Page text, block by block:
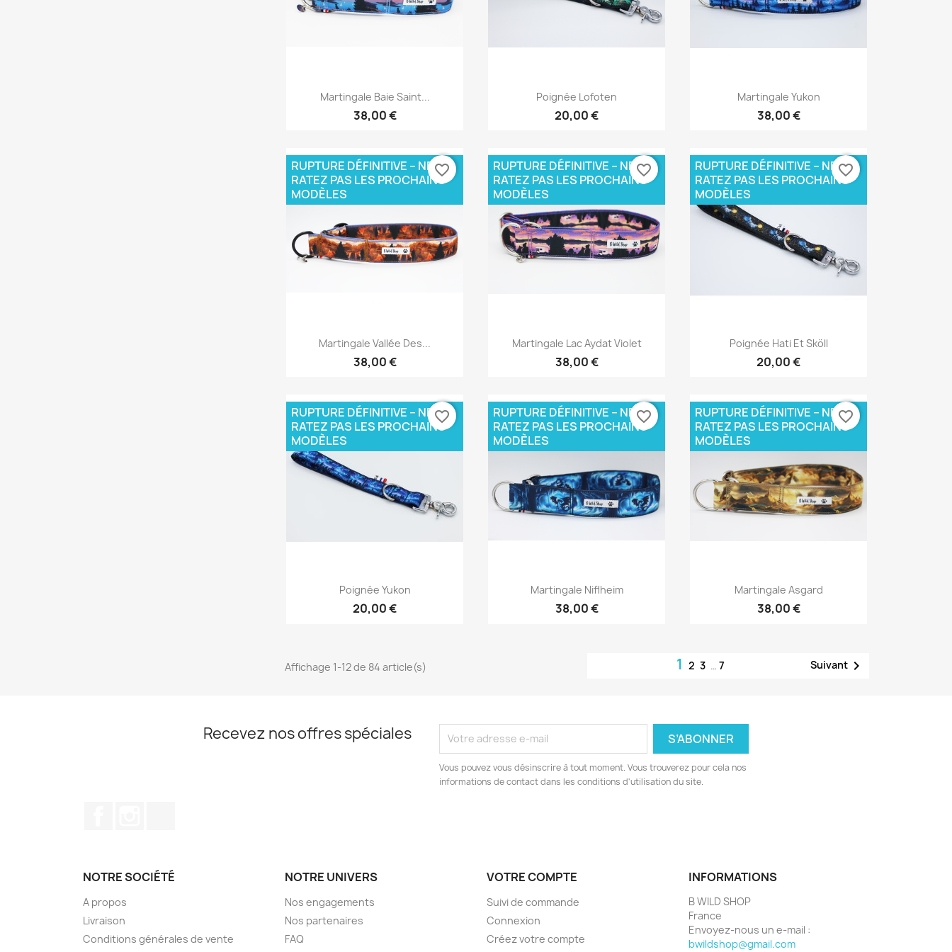
Aperçu rapide
Martingale Baie Saint...
38,00 €
Aperçu rapide
Poignée Lofoten
20,00 €
Aperçu rapide
Martingale Yukon
38,00 €
Aperçu rapide
Martingale Vallée Des...
38,00 €
RUPTURE DÉFINITIVE – NE
RATEZ PAS LES PROCHAINS
MODÈLES
favorite_border
Aperçu rapide
Martingale Lac Aydat Violet
38,00 €
RUPTURE DÉFINITIVE – NE
RATEZ PAS LES PROCHAINS
MODÈLES
favorite_border
Aperçu rapide
Poignée Hati Et Sköll
20,00 €
RUPTURE DÉFINITIVE – NE
RATEZ PAS LES PROCHAINS
MODÈLES
favorite_border
Aperçu rapide
Poignée Yukon
20,00 €
RUPTURE DÉFINITIVE – NE
RATEZ PAS LES PROCHAINS
MODÈLES
favorite_border
Aperçu rapide
Martingale Niflheim
38,00 €
RUPTURE DÉFINITIVE – NE
RATEZ PAS LES PROCHAINS
MODÈLES
favorite_border
Aperçu rapide
Martingale Asgard
38,00 €
RUPTURE DÉFINITIVE – NE
RATEZ PAS LES PROCHAINS
MODÈLES
favorite_border
Affichage 1-12 de 84 article(s) 1 2 3 … 7 Suivant
Recevez nos offres spéciales
Vous pouvez vous désinscrire à tout moment. Vous trouverez pour cela nos
informations de contact dans les conditions d'utilisation du site.
NOTRE SOCIÉTÉ
A propos
Livraison
Conditions générales de vente
NOTRE UNIVERS
Nos engagements
Nos partenaires
FAQ
VOTRE COMPTE
Suivi de commande
Connexion
Créez votre compte
INFORMATIONS
B WILD SHOP
France
Envoyez-nous un e-mail :
bwildshop@gmail.com